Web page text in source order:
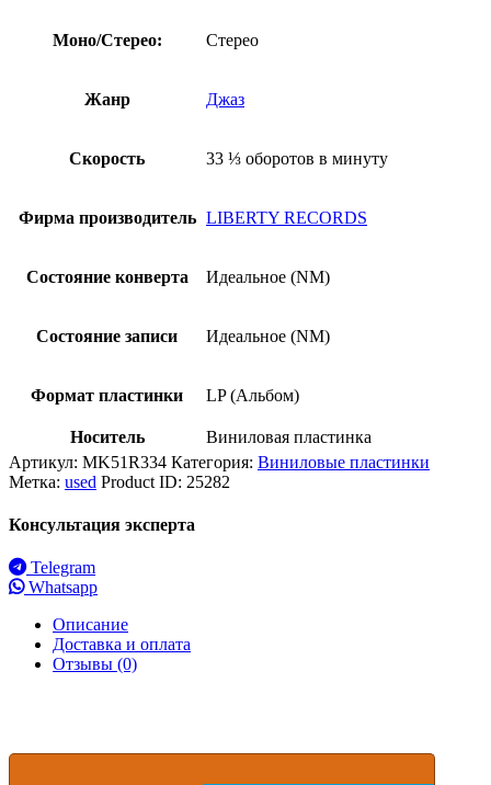
Моно/Стерео: Стерео
Жанр Джаз
Скорость 33 ⅓ оборотов в минуту
Фирма производитель LIBERTY RECORDS
Состояние конверта Идеальное (NM)
Состояние записи Идеальное (NM)
Формат пластинки LP (Альбом)
Носитель
Виниловая пластинка
Артикул: MK51R334 Категория: Виниловые пластинки
Метка: used Product ID: 25282
Консультация эксперта
Telegram
Whatsapp
Описание
Доставка и оплата
Отзывы (0)